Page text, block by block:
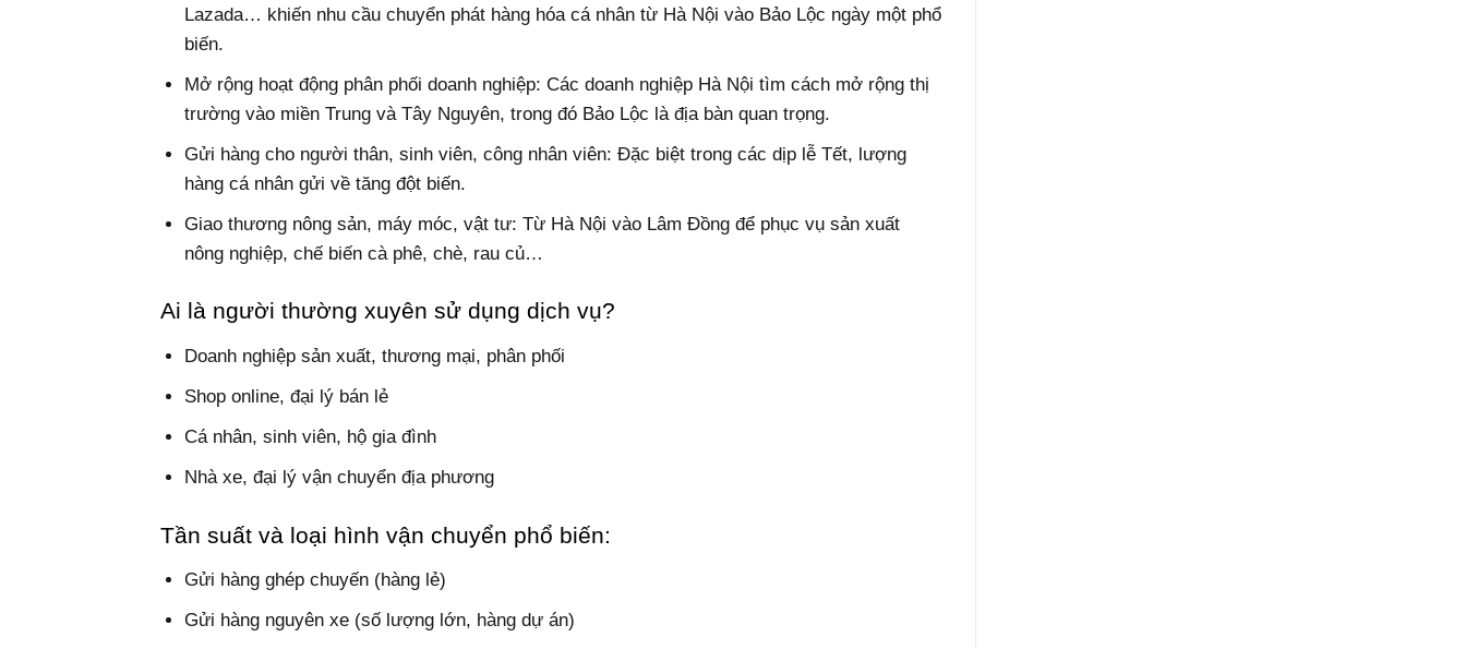
Lazada… khiến nhu cầu chuyển phát hàng hóa cá nhân từ Hà Nội vào Bảo Lộc ngày một phổ
biến.
Mở rộng hoạt động phân phối doanh nghiệp: Các doanh nghiệp Hà Nội tìm cách mở rộng thị
trường vào miền Trung và Tây Nguyên, trong đó Bảo Lộc là địa bàn quan trọng.
Gửi hàng cho người thân, sinh viên, công nhân viên: Đặc biệt trong các dịp lễ Tết, lượng
hàng cá nhân gửi về tăng đột biến.
Giao thương nông sản, máy móc, vật tư: Từ Hà Nội vào Lâm Đồng để phục vụ sản xuất
nông nghiệp, chế biến cà phê, chè, rau củ…
Ai là người thường xuyên sử dụng dịch vụ?
Doanh nghiệp sản xuất, thương mại, phân phối
Shop online, đại lý bán lẻ
Cá nhân, sinh viên, hộ gia đình
Nhà xe, đại lý vận chuyển địa phương
Tần suất và loại hình vận chuyển phổ biến:
Gửi hàng ghép chuyến (hàng lẻ)
Gửi hàng nguyên xe (số lượng lớn, hàng dự án)